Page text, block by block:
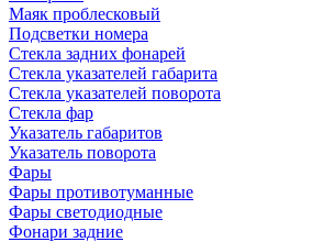
Маяк проблесковый
Подсветки номера
Стекла задних фонарей
Стекла указателей габарита
Стекла указателей поворота
Стекла фар
Указатель габаритов
Указатель поворота
Фары
Фары противотуманные
Фары светодиодные
Фонари задние